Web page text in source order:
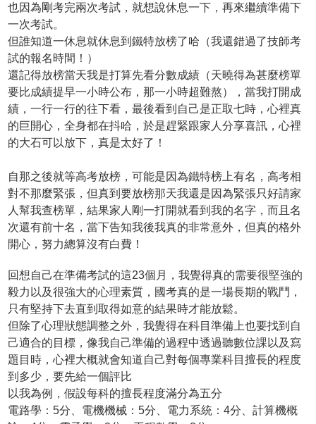
也因為剛考完兩次考試，就想說休息一下，再來繼續準備下
一次考試。
但誰知道一休息就休息到鐵特放榜了哈（我還錯過了技師考
試的報名時間！）
還記得放榜當天我是打算先看分數成績（天曉得為甚麼榜單
要比成績提早一小時公布，那一小時超難熬），當我打開成
績，一行一行的往下看，最後看到自己是正取七時，心裡真
的巨開心，全身都在抖哈，於是趕緊跟家人分享喜訊，心裡
的大石可以放下，真是太好了！
自那之後就等高考放榜，可能是因為鐵特榜上有名，高考相
對不那麼緊張，但真到要放榜那天我還是因為緊張只好請家
人幫我查榜單，結果家人剛一打開就看到我的名字，而且名
次還有前十名，當下告知我後我真的非常意外，但真的格外
開心，努力總算沒有白費！
回想自己在準備考試的這23個月，我覺得真的需要很堅強的
毅力以及很強大的心理素質，國考真的是一場長期的戰鬥，
只有堅持下去直到取得如意的結果時才能放鬆。
但除了心理狀態調整之外，我覺得在科目準備上也要找到自
己適合的目標，像我自己準備的過程中透過聽數位課以及寫
題目時，心裡大概就會知道自己對每個專業科目擅長的程度
到多少，要先給一個評比
以我為例，假設每科的擅長程度滿分為五分
電路學：5分、電機機械：5分、電力系統：4分、計算機概